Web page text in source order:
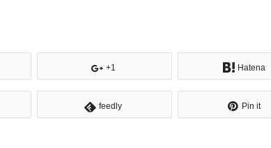
+1 Hatena
feedly Pin it